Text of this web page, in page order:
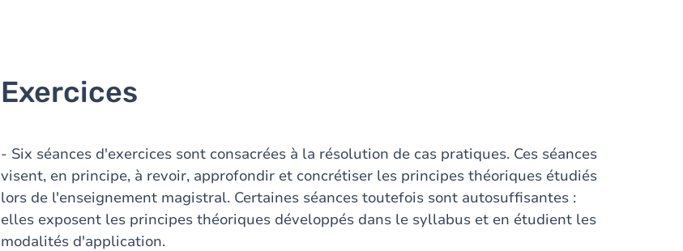
Exercices
- Six séances d'exercices sont consacrées à la résolution de cas pratiques. Ces séances
visent, en principe, à revoir, approfondir et concrétiser les principes théoriques étudiés
lors de l'enseignement magistral. Certaines séances toutefois sont autosuffisantes :
elles exposent les principes théoriques développés dans le syllabus et en étudient les
modalités d'application.